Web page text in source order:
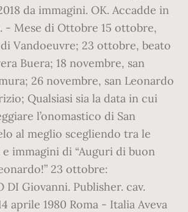
da immagini. OK. Accadde in
- Mese di Ottobre 15 ottobre,
Vandoeuvre; 23 ottobre, beato
Buera; 18 novembre, san
26 novembre, san Leonardo
Qualsiasi sia la data in cui
l’onomastico di San
al meglio scegliendo tra le
immagini di “Auguri di buon
23 ottobre:
DI Giovanni. Publisher. cav.
aprile 1980 Roma - Italia Aveva